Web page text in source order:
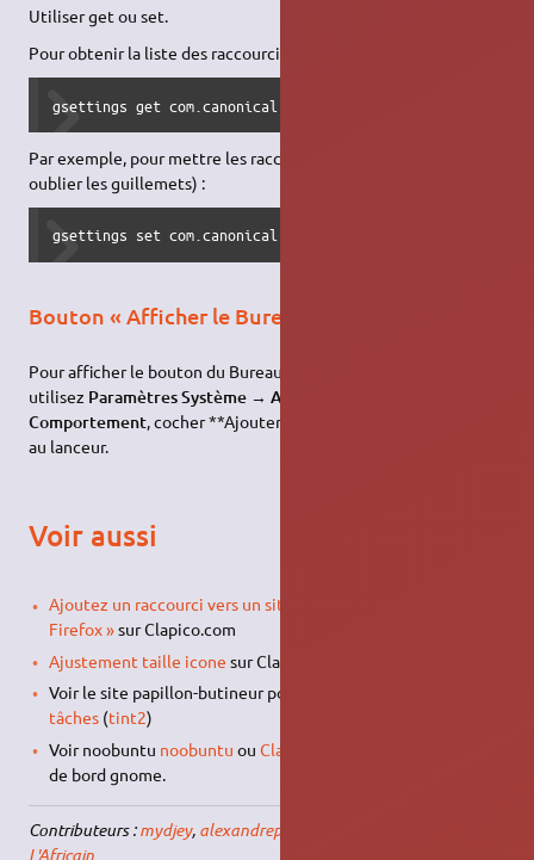
Utiliser get ou set.
Pour obtenir la liste des raccourcis :
gsettings get com.canonical.Unity.Launcher favorites
Par exemple, pour mettre les raccourcis par défaut (ne pas
oublier les guillemets) :
gsettings set com.canonical.Unity.Launcher favorites
Bouton « Afficher le Bureau Unity »
Pour afficher le bouton du Bureau dans la barre d'application,
utilisez Paramètres Système →Apparrence
Comportement, cocher **Ajouter l’icône « Afficher le Bureau »
au lanceur.
Voir aussi
Ajoutez un raccourci vers un site internet dans l'icône «
Firefox »sur Clapico.com
Ajustement taille icone sur Clapico.com
Voir le site papillon-butineur pour
tâches(tint2)
Voir noobuntu noobuntu ou Clapico
de bord gnome.
Contributeurs :mydjey, alexandrep
L'Africain